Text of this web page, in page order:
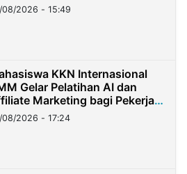
08/2026 - 15:49
KKN Internasional
Gelar Pelatihan AI dan
Marketing bagi Pekerja
Indonesia di Taiwan
2026 - 17:24